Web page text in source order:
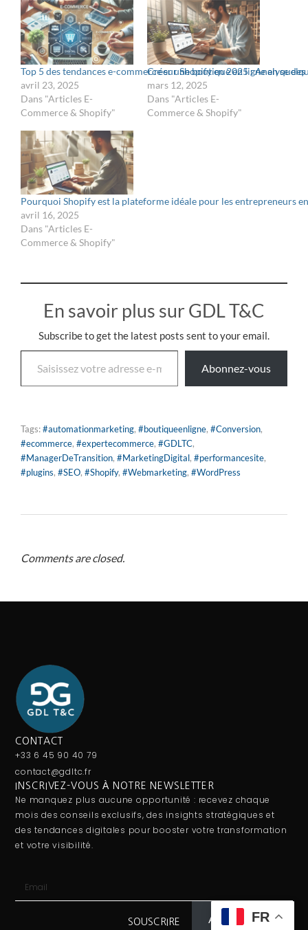
Top 5 des tendances e-commerce sur Shopify en 2025 : Analyse
avril 23, 2025
Dans "Articles E-
Commerce & Shopify"
Créer une boutique en ligne en
mars 12, 2025
Dans "Articles E-
Commerce & Shopify"
Pourquoi Shopify est la plateforme idéale pour les entrepreneurs
avril 16, 2025
Dans "Articles E-
Commerce & Shopify"
En savoir plus sur GDL T&C
Subscribe to get the latest posts sent to your email.
Abonnez-vous
Tags:#automationmarketing, #boutiqueenligne, #Conversion,
#ecommerce, #expertecommerce, #GDLTC,
#ManagerDeTransition, #MarketingDigital, #performancesite,
#plugins, #SEO, #Shopify, #Webmarketing, #WordPress
Comments are closed.
CONTACT
+33 6 45 90 40 79
contact@gdltc.fr
INSCRIVEZ-VOUS À NOTRE NEWSLETTER
Ne manquez plus aucune opportunité : recevez chaque
mois des conseils exclusifs, des insights stratégiques et
des tendances digitales pour booster votre transformation
et votre visibilité.
SOUSCRIRE FR
Abonnez-vous